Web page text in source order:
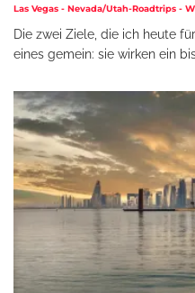
Las Vegas - Nevada/Utah-Roadtrips -
Die zwei Ziele, die ich heute
eines gemein: sie wirken ein